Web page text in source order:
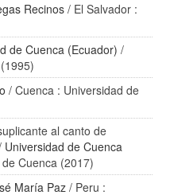
Recinos / El Salvador :
de Cuenca (Ecuador) /
/ Cuenca : Universidad de
al canto de
Universidad de Cuenca
Cuenca (2017)
María Paz / Peru :